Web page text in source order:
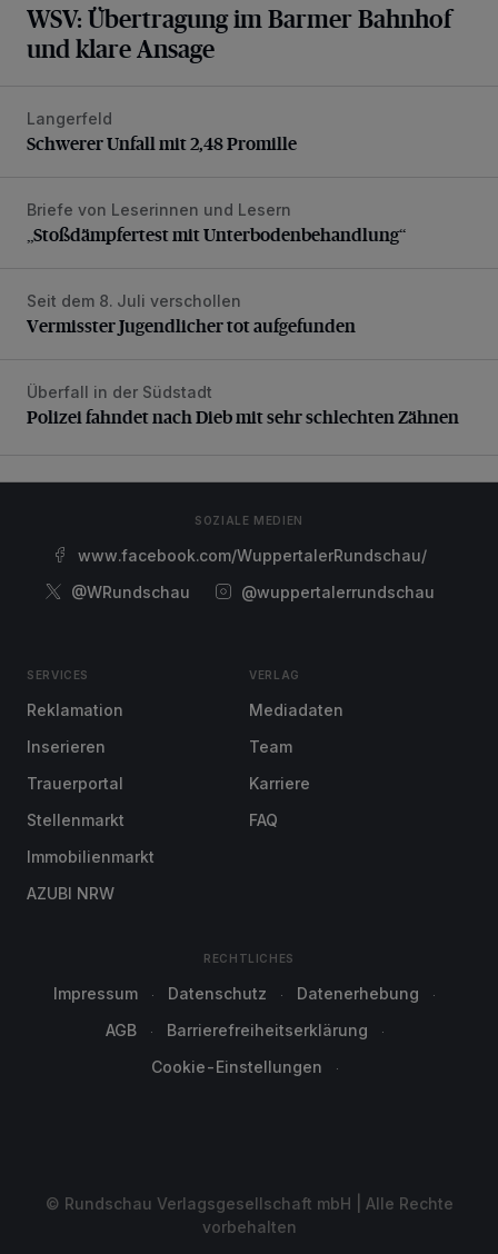
WSV: Übertragung im Barmer Bahnhof
und klare Ansage
Schwerer Unfall mit 2,48 Promille
Langerfeld
Schwerer Unfall mit 2,48 Promille
„Stoßdämpfertest mit Unterbodenbehandlung“
Briefe von Leserinnen und Lesern
„Stoßdämpfertest mit Unterbodenbehandlung“
Vermisster Jugendlicher tot aufgefunden
Seit dem 8. Juli verschollen
Vermisster Jugendlicher tot aufgefunden
Polizei fahndet nach Dieb mit sehr schlechten Zähnen
Überfall in der Südstadt
Polizei fahndet nach Dieb mit sehr schlechten Zähnen
SOZIALE MEDIEN
www.facebook.com/WuppertalerRundschau/
@WRundschau
@wuppertalerrundschau
SERVICES
Reklamation
Inserieren
Trauerportal
Stellenmarkt
Immobilienmarkt
AZUBI NRW
VERLAG
Mediadaten
Team
Karriere
FAQ
RECHTLICHES
Impressum Datenschutz
Datenerhebung
AGB
Barrierefreiheitserklärung
Cookie-Einstellungen
© Rundschau Verlagsgesellschaft mbH | Alle Rechte
vorbehalten